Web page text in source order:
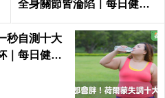
全身關節皆淪陷｜每日健康
秒自測十大
｜每日健康